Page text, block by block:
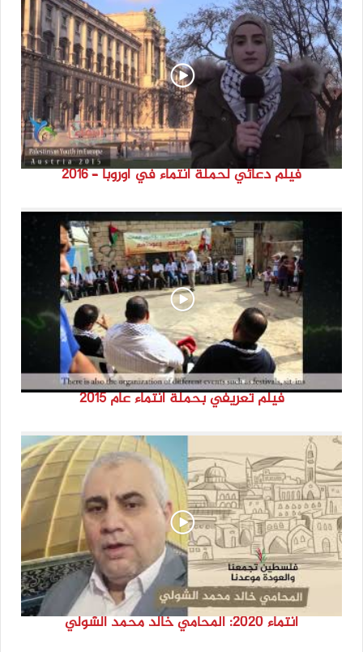
فيلم دعائي لحملة انتماء في اوروبا – 2016
فيلم تعريفي بحملة انتماء عام 2015
انتماء 2020: المحامي خالد محمد الشولي